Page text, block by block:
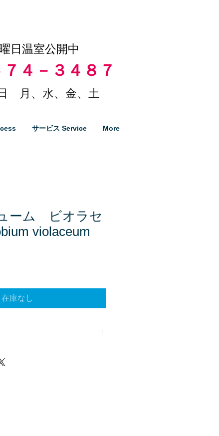
日温室公開中
４－３４８７
月、水、金、土
サービス Service More
ーム ビオラセ
violaceum
在庫なし
品欄に掲載されます。